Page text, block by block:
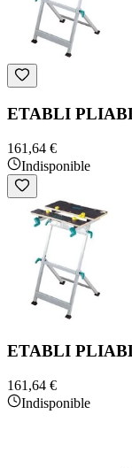
ETABLI
161,64 €
Indisponible
ETABLI
161,64 €
Indisponible